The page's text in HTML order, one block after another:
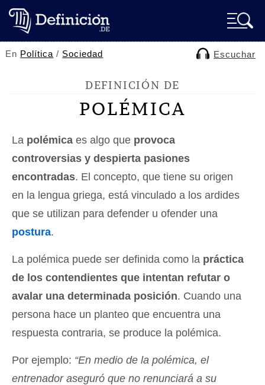
En Política / Sociedad Escuchar
DEFINICIÓN DE
POLÉMICA
La polémica es algo que provoca
controversias y despierta pasiones
encontradas. El concepto, que tiene su origen
en la lengua griega, está vinculado a los ardides
que se utilizan para defender u ofender una
postura.
La polémica puede ser definida como la práctica
de los contendientes que intentan refutar o
avalar una determinada posición. Cuando una
persona hace un planteo que encuentra una
respuesta contraria, se produce la polémica.
Por ejemplo: “En medio de la polémica, el
entrenador aseguró que no renunciará a su